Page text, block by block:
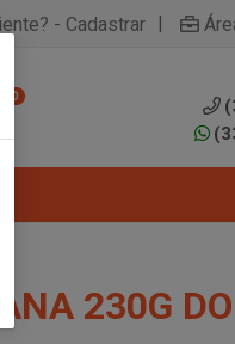
- Cadastrar |
0
230G